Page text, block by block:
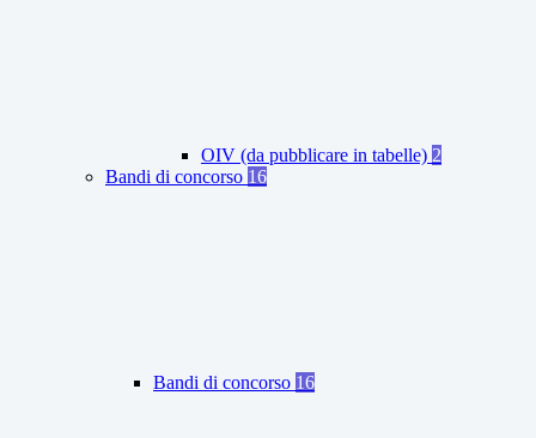
OIV (da pubblicare in tabelle) 2
Bandi di concorso 16
Bandi di concorso 16